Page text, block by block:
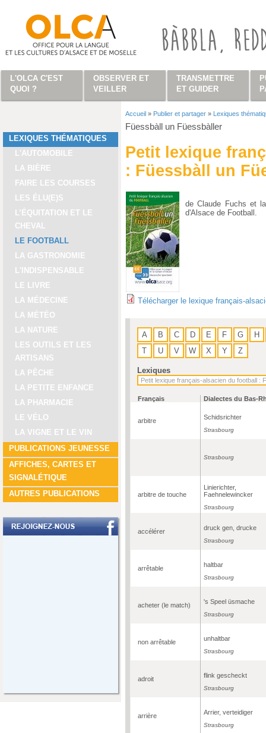
LEXIQUES THÉMATIQUES
L'AUTOMOBILE
LA BIÈRE
FAIRE LES COURSES
LES ÉLU(E)S
L’ÉQUITATION ET LE
CHEVAL
LE FOOTBALL
LA GASTRONOMIE
L'INDISPENSABLE
LE LIVRE
LA MÉDECINE
LA MÉTÉO
LA NATURE
LES OUTILS ET LES
ARTISANS
LA PÊCHE
LA PETITE ENFANCE
LA PHARMACIE
LE VÉLO
LA VIGNE ET LE VIN
PUBLICATIONS JEUNESSE
AFFICHES, CARTES ET
SIGNALÉTIQUE
AUTRES PUBLICATIONS
Vous êtes ici
Accueil » Publier et partager » Lexiques
Füessbàll un Füessbàller
Petit lexique
: Füessbàll un
de Claude Fuchs et
d'Alsace de Football.
Télécharger le lexique français-
A B C D E F G
H
T
U V W X Y Z
Lexiques
Français Dialectes du Bas-
arbitre Schidsrichter
Strasbourg
Strasbourg
arbitre de touche
Linierichter,
Faehnelewincker
Strasbourg
accélérer druck gen, drucke
Strasbourg
arrêtable haltbar
Strasbourg
acheter (le match) 's Speel üsmache
Strasbourg
non arrêtable unhaltbar
Strasbourg
adroit flink gescheckt
Strasbourg
arrière Arrier, verteidiger
Strasbourg
L'OLCA C'EST
QUOI ?
OBSERVER ET
VEILLER
TRANSMETTRE
ET GUIDER